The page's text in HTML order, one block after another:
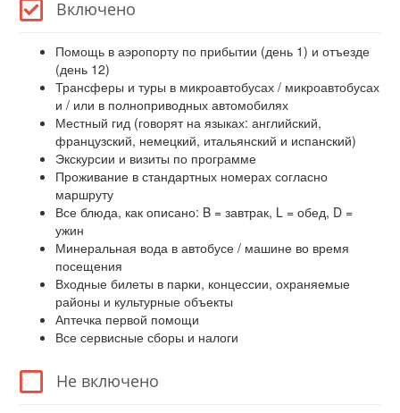
Включено
Помощь в аэропорту по прибытии (день 1) и отъезде
(день 12)
Трансферы и туры в микроавтобусах / микроавтобусах
и / или в полноприводных автомобилях
Местный гид (говорят на языках: английский,
французский, немецкий, итальянский и испанский)
Экскурсии и визиты по программе
Проживание в стандартных номерах согласно
маршруту
Все блюда, как описано: B = завтрак, L = обед, D =
ужин
Минеральная вода в автобусе / машине во время
посещения
Входные билеты в парки, концессии, охраняемые
районы и культурные объекты
Аптечка первой помощи
Все сервисные сборы и налоги
Не включено